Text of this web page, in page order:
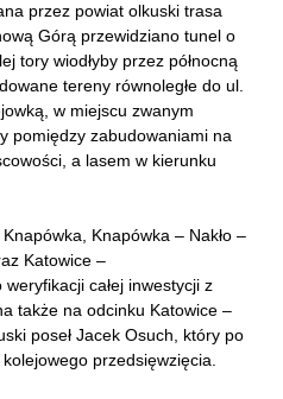
przez powiat olkuski trasa
Górą przewidziano tunel o
tory wiodłyby przez północną
tereny równoległe do ul.
w miejscu zwanym
pomiędzy zabudowaniami na
a lasem w kierunku
Knapówka – Nakło –
Katowice –
całej inwestycji z
także na odcinku Katowice –
poseł Jacek Osuch, który po
przedsięwzięcia.